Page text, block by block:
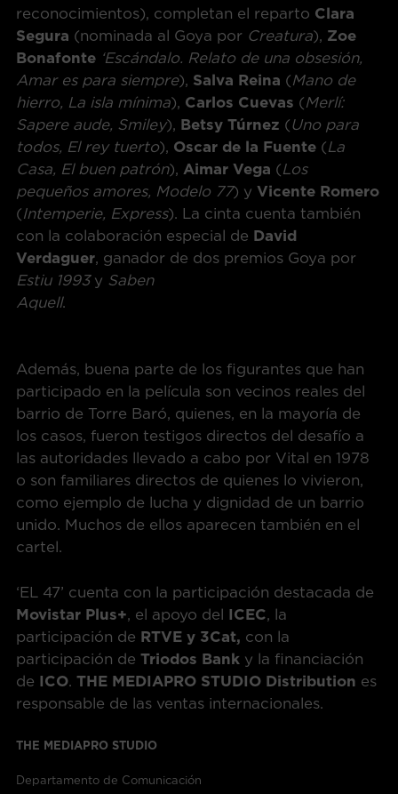
reconocimientos), completan el reparto Clara
Segura (nominada al Goya por Creatura), Zoe
Bonafonte ‘Escándalo. Relato de una obsesión,
Amar es para siempre), Salva Reina (Mano de
hierro, La isla mínima), Carlos Cuevas (Merlí:
Sapere aude, Smiley), Betsy Túrnez (Uno para
todos, El rey tuerto), Oscar de la Fuente (La
Casa, El buen patrón), Aimar Vega (Los
pequeños amores, Modelo 77) y Vicente Romero
(Intemperie, Express). La cinta cuenta también
con la colaboración especial de David
Verdaguer, ganador de dos premios Goya por
Estiu 1993y Saben
Aquell.
Además, buena parte de los figurantes que han
participado en la película son vecinos reales del
barrio de Torre Baró, quienes, en la mayoría de
los casos, fueron testigos directos del desafío a
las autoridades llevado a cabo por Vital en 1978
o son familiares directos de quienes lo vivieron,
como ejemplo de lucha y dignidad de un barrio
unido. Muchos de ellos aparecen también en el
cartel.
‘EL 47’ cuenta con la participación destacada de
Movistar Plus+, el apoyo del ICEC, la
participación de RTVE y 3Cat, con la
participación de Triodos Bank y la financiación
de ICO. THE MEDIAPRO STUDIO Distribution es
responsable de las ventas internacionales.
THE MEDIAPRO STUDIO
Departamento de Comunicación